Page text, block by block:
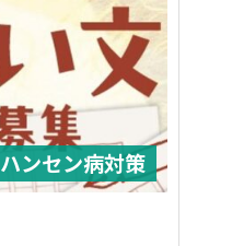
ハンセン病対策